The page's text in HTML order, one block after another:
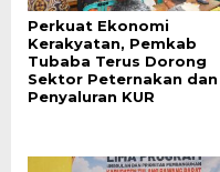
Perkuat Ekonomi
Kerakyatan, Pemkab
Tubaba Terus Dorong
Sektor Peternakan dan
Penyaluran KUR